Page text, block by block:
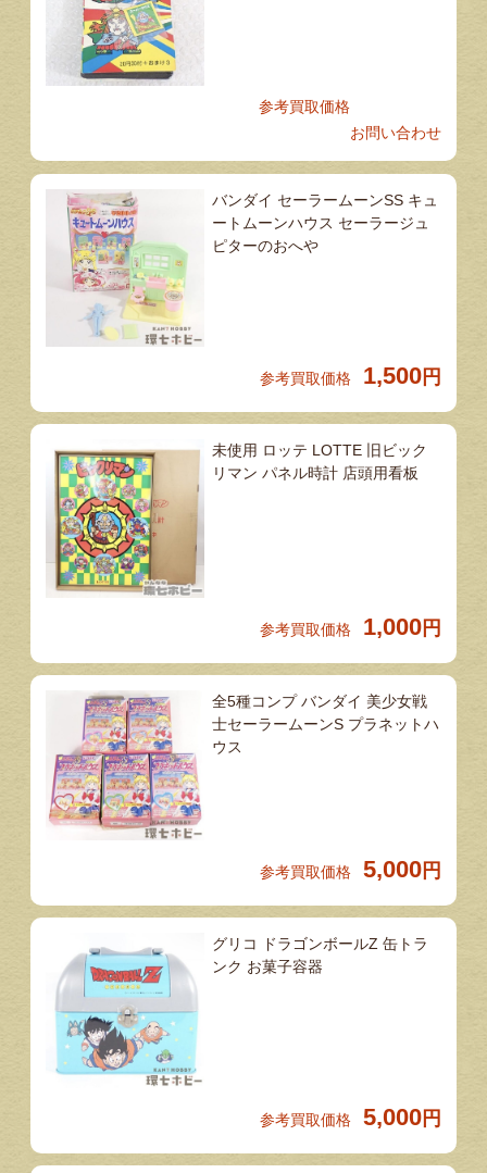
参考買取価格
お問い合わせ
バンダイ セーラームーンSS キュ
ートムーンハウス セーラージュ
ピターのおへや
参考買取価格 1,500 円
未使用 ロッテ LOTTE 旧ビック
リマン パネル時計 店頭用看板
参考買取価格 1,000 円
全5種コンプ バンダイ 美少女戦
士セーラームーンS プラネットハ
ウス
参考買取価格 5,000 円
グリコ ドラゴンボールZ 缶トラ
ンク お菓子容器
参考買取価格 5,000 円